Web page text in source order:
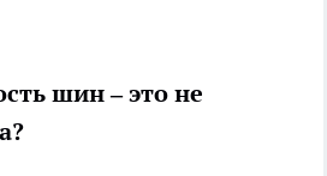
шин – это не